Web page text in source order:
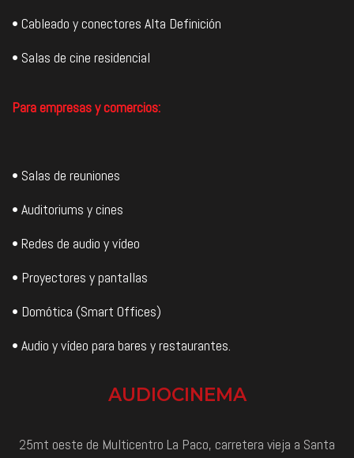
• Cableado y conectores Alta Definición
• Salas de cine residencial
Para empresas y comercios:
• Salas de reuniones
• Auditoriums y cines
• Redes de audio y vídeo
• Proyectores y pantallas
• Domótica (Smart Offices)
• Audio y vídeo para bares y restaurantes.
AUDIOCINEMA
25mt oeste de Multicentro La Paco, carretera vieja a Santa